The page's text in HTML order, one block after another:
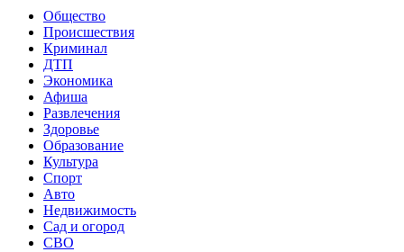
Общество
Происшествия
Криминал
ДТП
Экономика
Афиша
Развлечения
Здоровье
Образование
Культура
Спорт
Авто
Недвижимость
Сад и огород
СВО